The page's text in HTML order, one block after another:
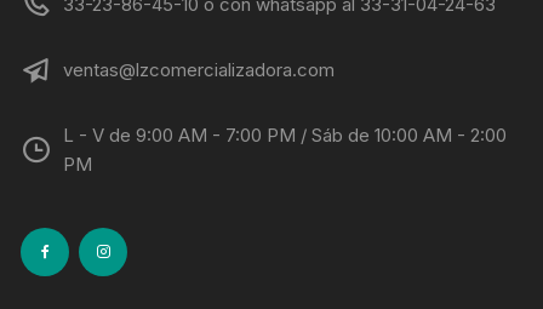
ventas@lzcomercializadora.com
L - V de 9:00 AM - 7:00 PM / Sáb de 10:00 AM - 2:00
PM